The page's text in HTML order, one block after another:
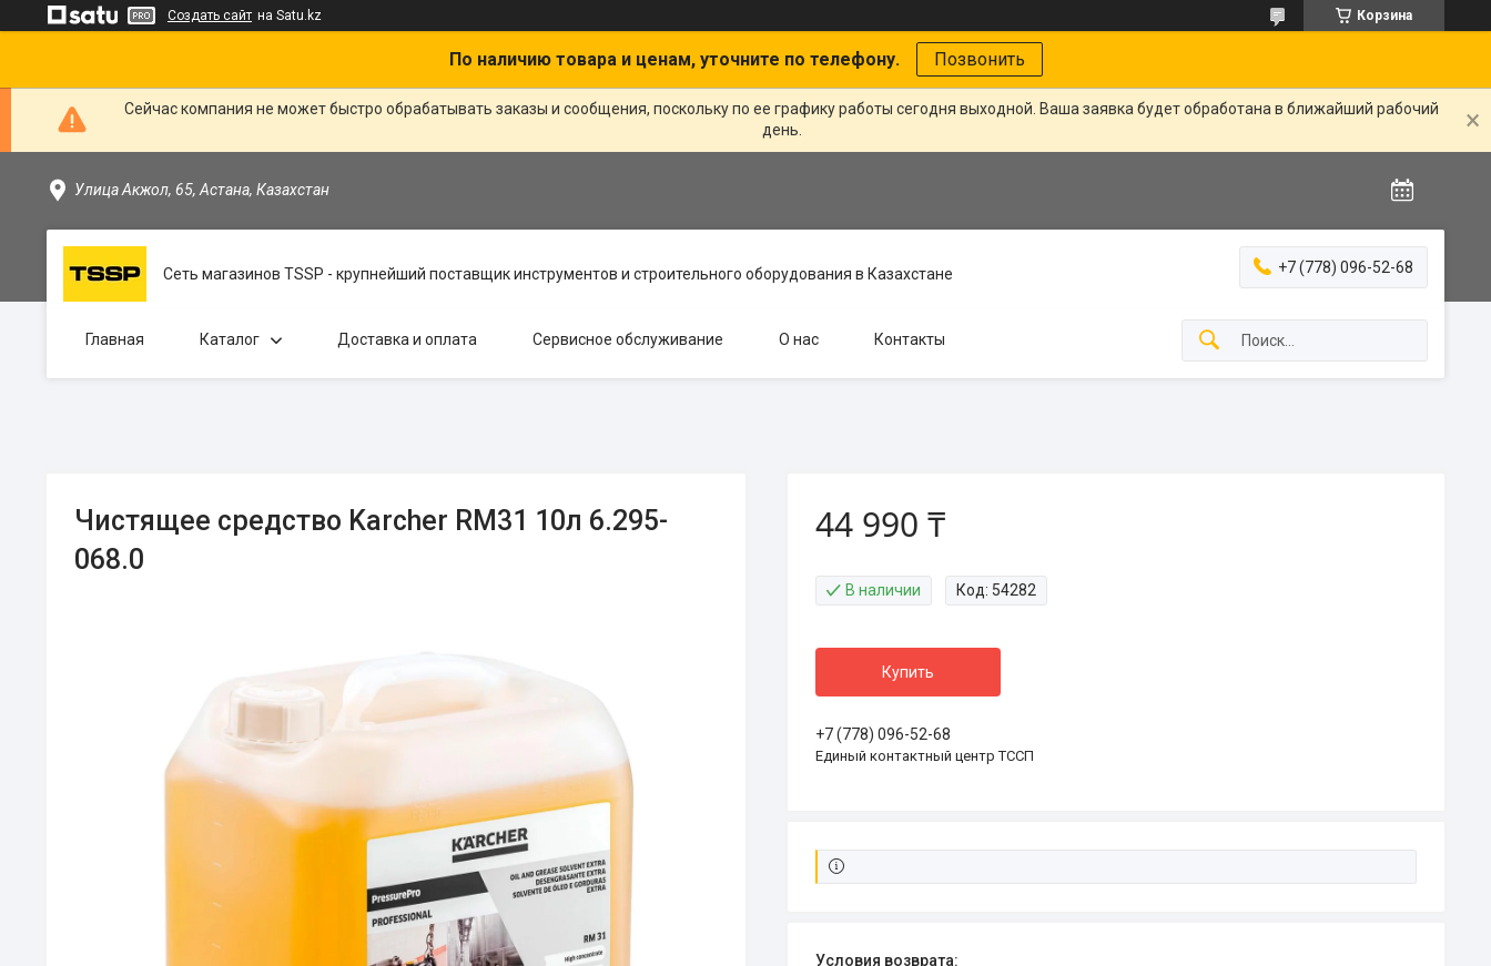
Создать сайт на Satu.kz Корзина
По наличию товара и ценам, уточните по телефону. Позвонить
Сейчас компания не может быстро обрабатывать заказы и сообщения, поскольку по ее графику работы сегодня выходной. Ваша заявка будет обработана в ближайший рабочий
день.
Улица Акжол, 65, Астана, Казахстан
Сеть магазинов TSSP - крупнейший поставщик инструментов и строительного оборудования в Казахстане +7 (778) 096-52-68
Главная Каталог Доставка и оплата Сервисное обслуживание О нас Контакты
Чистящее средство Karcher RM31 10л 6.295-
068.0
44 990 ₸
В наличии Код: 54282
Купить
+7 (778) 096-52-68
Единый контактный центр ТССП